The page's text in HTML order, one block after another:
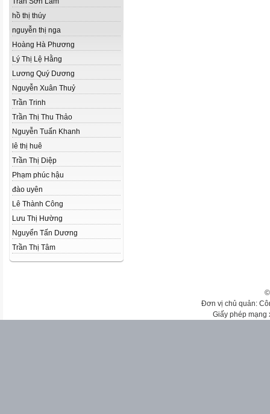
hồ thị thúy
nguyễn thị nga
Hoàng Hà Phương
Lý Thị Lệ Hằng
Lương Quý Dương
Nguyễn Xuân Thuỷ
Trần Trinh
Trần Thị Thu Thảo
Nguyễn Tuấn Khanh
lê thị huê
Trần Thị Diệp
Phạm phúc hậu
đào uyên
Lê Thành Công
Lưu Thị Hường
Nguyển Tấn Dương
Trần Thị Tâm
Đơn vị chủ quản:
Giấy phép mạng